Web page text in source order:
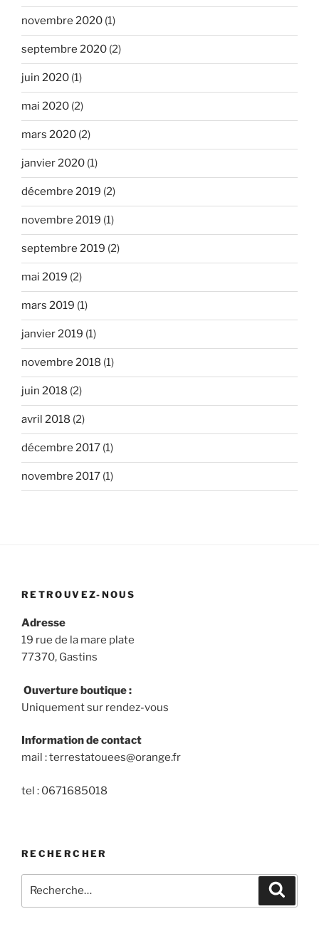
novembre 2020 (1)
septembre 2020 (2)
juin 2020 (1)
mai 2020 (2)
mars 2020 (2)
janvier 2020 (1)
décembre 2019 (2)
novembre 2019 (1)
septembre 2019 (2)
mai 2019 (2)
mars 2019 (1)
janvier 2019 (1)
novembre 2018 (1)
juin 2018 (2)
avril 2018 (2)
décembre 2017 (1)
novembre 2017 (1)
RETROUVEZ-NOUS
Adresse
19 rue de la mare plate
77370, Gastins
Ouverture boutique :
Uniquement sur rendez-vous
Information de contact
mail : terrestatouees@orange.fr
tel : 0671685018
RECHERCHER
pour